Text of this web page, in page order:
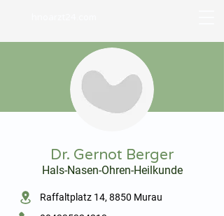
Dr. Gernot Berger
Hals-Nasen-Ohren-Heilkunde
Raffaltplatz 14, 8850 Murau